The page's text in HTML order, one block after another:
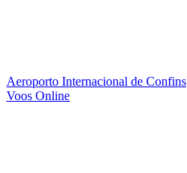
Aeroporto Internacional de Confins
Voos Online